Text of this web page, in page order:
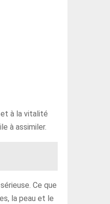
à la vitalité
à assimiler.
Ce que
la peau et le